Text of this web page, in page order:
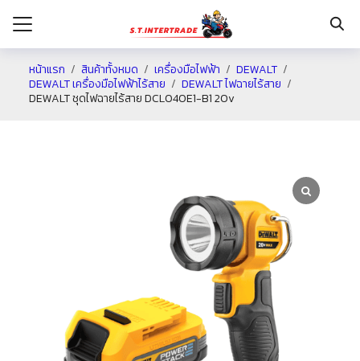
หน้าแรก สินค้าทั้งหมด เครื่องมือไฟฟ้า
DEWALT
DEWALT เครื่องมือไฟฟ้าไร้สาย
DEWALT ไฟฉายไร้สาย
DEWALT ชุดไฟฉายไร้สาย DCL040E1-B1 20v